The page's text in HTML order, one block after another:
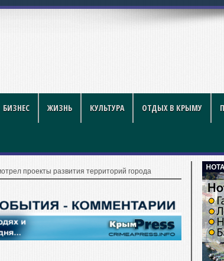
развлечений
БИЗНЕС ЖИЗНЬ КУЛЬТУРА ОТДЫХ В КРЫМУ
проекты развития территорий города